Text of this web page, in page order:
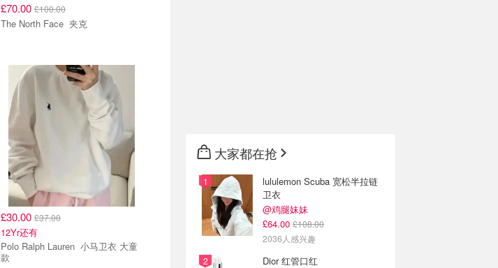
£70.00 £100.00
The North Face 夹克
£30.00 £37.00
12Yr还有
Polo Ralph Lauren 小马卫衣 大童
款
大家都在抢
lululemon Scuba 宽松半拉链
卫衣
@鸡腿妹妹
£64.00 £108.00
2036人感兴趣
Dior 红管口红